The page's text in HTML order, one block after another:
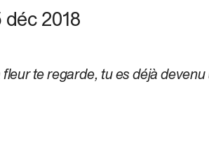
déc 2018
te regarde, tu es déjà devenu